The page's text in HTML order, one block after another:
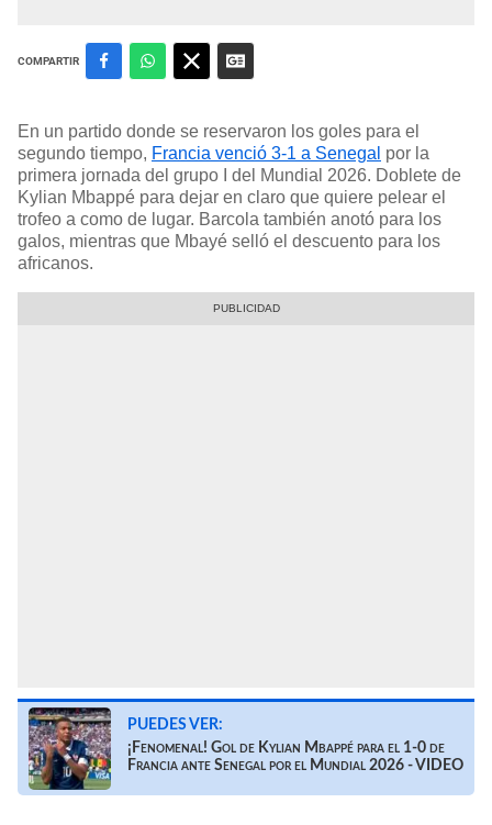
COMPARTIR
En un partido donde se reservaron los goles para el
segundo tiempo, Francia venció 3-1 a Senegal por la
primera jornada del grupo I del Mundial 2026. Doblete de
Kylian Mbappé para dejar en claro que quiere pelear el
trofeo a como de lugar. Barcola también anotó para los
galos, mientras que Mbayé selló el descuento para los
africanos.
PUEDES VER:
¡Fenomenal! Gol de Kylian Mbappé para el 1-0 de
Francia ante Senegal por el Mundial 2026 - VIDEO